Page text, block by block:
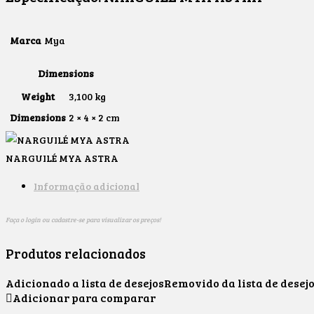
Marca Mya
Dimensions
Weight
3,100 kg
Dimensions 2 × 4 × 2 cm
NARGUILÉ MYA ASTRA
Informação adicional
Faça o login ou cadastre-se para visualizar os preços!
Produtos relacionados
Adicionado a lista de desejosRemovido da lista de
Adicionar para comparar